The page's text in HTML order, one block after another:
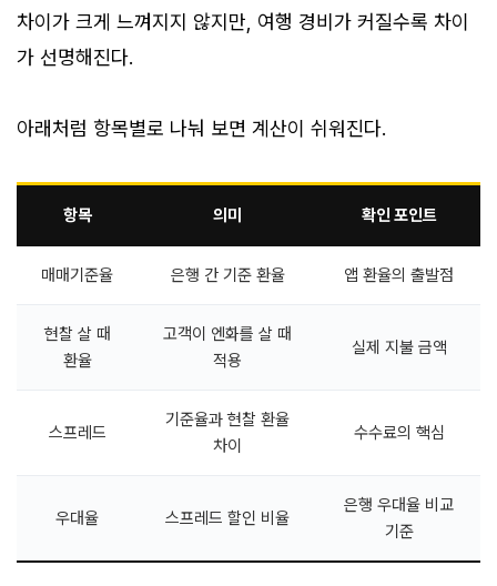
차이가 크게 느껴지지 않지만, 여행 경비가 커질수록 차이
가 선명해진다.
아래처럼 항목별로 나눠 보면 계산이 쉬워진다.
항목 의미 확인 포인트
매매기준율 은행 간 기준 환율 앱 환율의 출발점
현찰 살 때
환율
고객이 엔화를 살 때
적용
실제 지불 금액
스프레드
기준율과 현찰 환율
차이
수수료의 핵심
우대율 스프레드 할인 비율
은행 우대율 비교
기준